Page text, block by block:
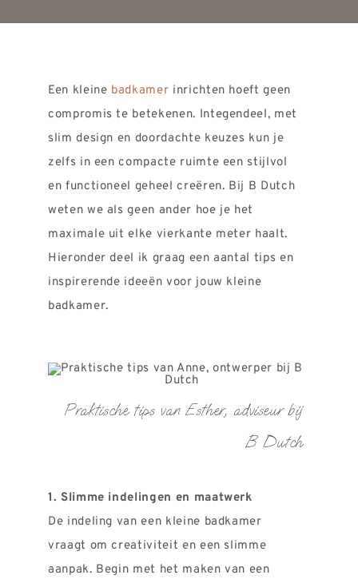
BLOG
INFO
CONTACT
Een kleine badkamer inrichten hoeft geen
compromis te betekenen. Integendeel, met
slim design en doordachte keuzes kun je
zelfs in een compacte ruimte een stijlvol
en functioneel geheel creëren. Bij B Dutch
weten we als geen ander hoe je het
maximale uit elke vierkante meter haalt.
Hieronder deel ik graag een aantal tips en
inspirerende ideeën voor jouw kleine
badkamer.
Praktische tips van Esther, adviseur bij
B Dutch
1. Slimme indelingen en maatwerk
De indeling van een kleine badkamer
vraagt om creativiteit en een slimme
aanpak. Begin met het maken van een